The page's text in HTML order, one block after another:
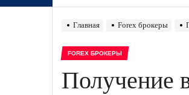
Главная Forex брокеры
FOREX БРОКЕРЫ
Получение